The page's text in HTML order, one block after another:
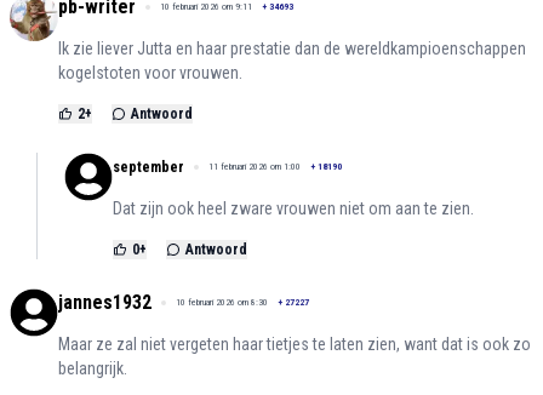
pb-writer 10 februari 2026 om 9:11 + 34693
Ik zie liever Jutta en haar prestatie dan de wereldkampioenschappen
kogelstoten voor vrouwen.
2+ Antwoord
september 11 februari 2026 om 1:00 + 18190
Dat zijn ook heel zware vrouwen niet om aan te zien.
0+ Antwoord
jannes1932 10 februari 2026 om 8:30 + 27227
Maar ze zal niet vergeten haar tietjes te laten zien, want dat is ook zo
belangrijk.